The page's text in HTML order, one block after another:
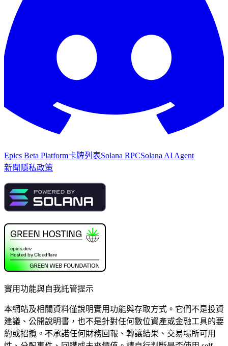
Epics Beta Platform卡牌列表Solana RPCSolana AI Agent
新聞 隱私政策
實用功能與自我託管提示
本網站及相關資料僅說明實用功能與存取方式。它們不是投資
建議、公開說明書，也不是針對任何數位資產或金融工具的要
約或招攬。不承諾任何財務回報、轉讓結果、交易場所可用